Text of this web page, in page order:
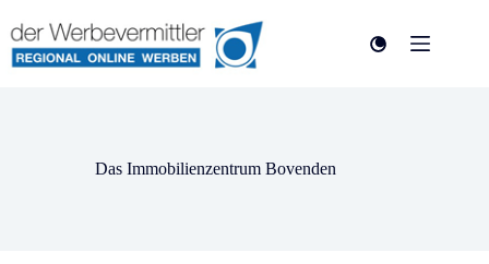
Das Immobilienzentrum Bovenden